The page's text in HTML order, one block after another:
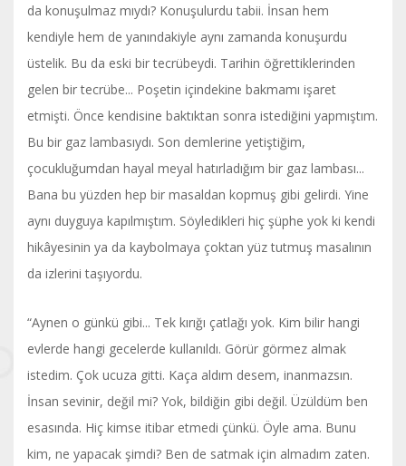
da konuşulmaz mıydı? Konuşulurdu tabii. İnsan hem
kendiyle hem de yanındakiyle aynı zamanda konuşurdu
üstelik. Bu da eski bir tecrübeydi. Tarihin öğrettiklerinden
gelen bir tecrübe... Poşetin içindekine bakmamı işaret
etmişti. Önce kendisine baktıktan sonra istediğini yapmıştım.
Bu bir gaz lambasıydı. Son demlerine yetiştiğim,
çocukluğumdan hayal meyal hatırladığım bir gaz lambası...
Bana bu yüzden hep bir masaldan kopmuş gibi gelirdi. Yine
aynı duyguya kapılmıştım. Söyledikleri hiç şüphe yok ki kendi
hikâyesinin ya da kaybolmaya çoktan yüz tutmuş masalının
da izlerini taşıyordu.
“Aynen o günkü gibi... Tek kırığı çatlağı yok. Kim bilir hangi
evlerde hangi gecelerde kullanıldı. Görür görmez almak
istedim. Çok ucuza gitti. Kaça aldım desem, inanmazsın.
İnsan sevinir, değil mi? Yok, bildiğin gibi değil. Üzüldüm ben
esasında. Hiç kimse itibar etmedi çünkü. Öyle ama. Bunu
kim, ne yapacak şimdi? Ben de satmak için almadım zaten.